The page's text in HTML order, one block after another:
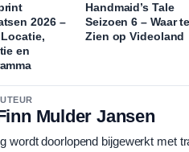
2026 –
Locatie,
en
Handmaid’s Tale
Seizoen 6 – Waar
Zien op Videoland
Mulder Jansen
wordt doorlopend bijgewerkt met